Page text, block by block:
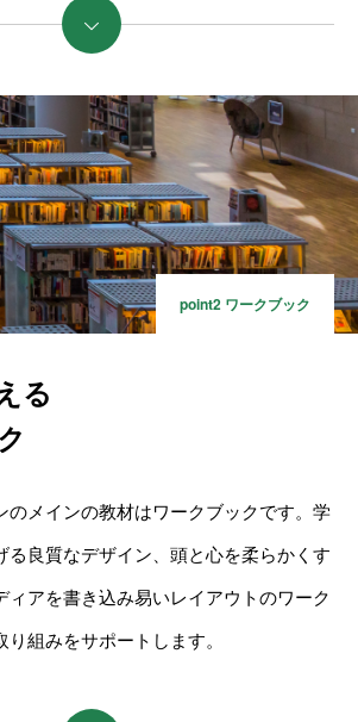
point2 ワークブック
る
のメインの教材はワークブックです。学
る良質なデザイン、頭と心を柔らかくす
ィアを書き込み易いレイアウトのワーク
組みをサポートします。